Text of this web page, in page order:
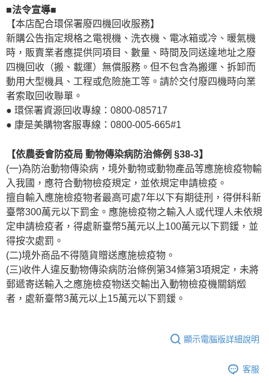
■法令宣導■
【本店配合環保署廢四機回收服務】
新購公告指定規格之電視機、洗衣機、電冰箱或冷、暖氣機
時，販賣業者應提供同項目、數量、時間及同送達地址之廢
四機回收（搬、載運）無償服務。但不包含為搬運、拆卸而
動用大型機具、工程或危險施工等。請於交付廢四機時向業
者索取回收聯單。
● 環保署資源回收專線：0800-085717
● 康是美購物客服專線：0800-005-665#1
【依農委會防疫局 動物傳染病防治條例 §38-3】
(一)為防治動物傳染病，境外動物或動物產品等應施檢疫物輸
入我國，應符合動物檢疫規定，並依規定申請檢疫。
擅自輸入應施檢疫物者最高可處7年以下有期徒刑，得併科新
臺幣300萬元以下罰金。應施檢疫物之輸入人或代理人未依規
定申請檢疫者，得處新臺幣5萬元以上100萬元以下罰鍰，並
得按次處罰。
(二)境外商品不得隨貨贈送應施檢疫物。
(三)收件人違反動物傳染病防治條例第34條第3項規定，未將
郵遞寄送輸入之應施檢疫物送交輸出入動物檢疫機關銷燬
者，處新臺幣3萬元以上15萬元以下罰鍰。
顯示電腦版詳細說明
客服